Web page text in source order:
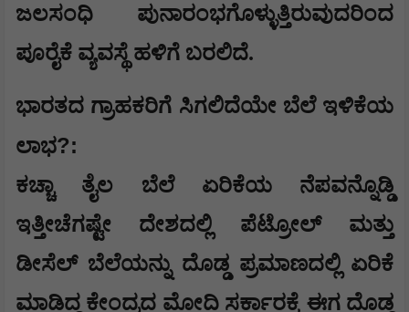
ಜಲಸಂಧಿ ಪುನಾರಂಭಗೊಳ್ಳುತ್ತಿರುವುದರಿಂದ
ಪೂರೈಕೆ ವ್ಯವಸ್ಥೆ ಹಳಿಗೆ ಬರಲಿದೆ.
ಭಾರತದ ಗ್ರಾಹಕರಿಗೆ ಸಿಗಲಿದೆಯೇ ಬೆಲೆ ಇಳಿಕೆಯ
ಲಾಭ?:
ಕಚ್ಚಾ ತೈಲ ಬೆಲೆ ಏರಿಕೆಯ ನೆಪವನ್ನೊಡ್ಡಿ
ಇತ್ತೀಚೆಗಷ್ಟೇ ದೇಶದಲ್ಲಿ ಪೆಟ್ರೋಲ್ ಮತ್ತು
ಡೀಸೆಲ್ ಬೆಲೆಯನ್ನು ದೊಡ್ಡ ಪ್ರಮಾಣದಲ್ಲಿ ಏರಿಕೆ
ಮಾಡಿದ್ದ ಕೇಂದ್ರದ ಮೋದಿ ಸರ್ಕಾರಕ್ಕೆ ಈಗ ದೊಡ್ಡ